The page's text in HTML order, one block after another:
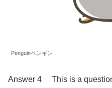
Penguinペンギン
Answer 4 This is a